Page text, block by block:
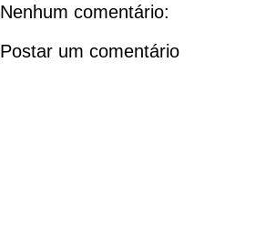
Nenhum comentário:
Postar um comentário